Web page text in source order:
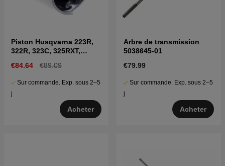
Piston Husqvarna 223R,
322R, 323C, 325RXT,
€84.64 €89.09
Sur commande. Exp. sous 2–5
j
Acheter
Arbre de transmission
5038645-01
€79.99
Sur commande. Exp. sous 2–5
j
Acheter